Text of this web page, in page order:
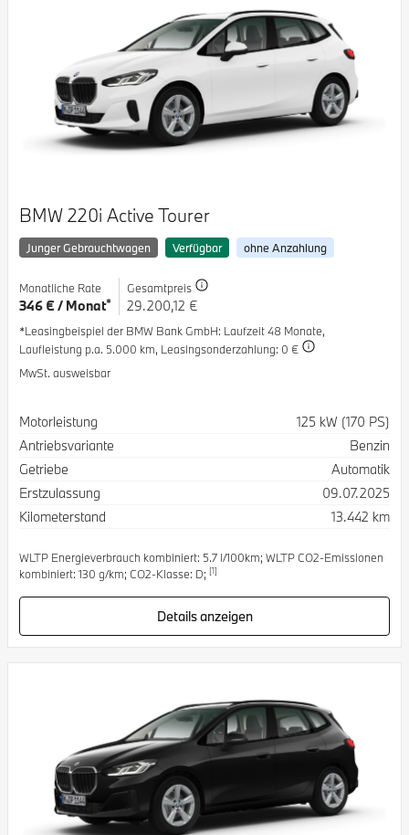
BMW 220i Active Tourer
Junger Gebrauchtwagen Verfügbar ohne Anzahlung
Monatliche Rate
346 € / Monat*
Gesamtpreis
29.200,12 €
*Leasingbeispiel der BMW Bank GmbH: Laufzeit 48 Monate,
Laufleistung p.a. 5.000 km, Leasingsonderzahlung: 0 €
MwSt. ausweisbar
Spezifikation
Motorleistung
125 kW (170 PS)
Antriebsvariante
Benzin
Getriebe
Automatik
Erstzulassung
09.07.2025
Kilometerstand
13.442 km
WLTP Energieverbrauch kombiniert: 5.7 l/100km; WLTP CO2-Emissionen
kombiniert: 130 g/km; CO2-Klasse: D; [1]
Details anzeigen